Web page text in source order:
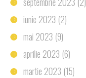
iunie 2023 (2)
mai 2023 (9)
aprilie 2023 (6)
martie 2023 (15)